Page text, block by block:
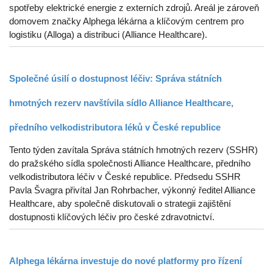
spotřeby elektrické energie z externích zdrojů. Areál je zároveň
domovem značky Alphega lékárna a klíčovým centrem pro
logistiku (Alloga) a distribuci (Alliance Healthcare).
Společné úsilí o dostupnost léčiv: Správa státních
hmotných rezerv navštívila sídlo Alliance Healthcare,
předního velkodistributora léků v České republice
Tento týden zavítala Správa státních hmotných rezerv (SSHR)
do pražského sídla společnosti Alliance Healthcare, předního
velkodistributora léčiv v České republice. Předsedu SSHR
Pavla Švagra přivítal Jan Rohrbacher, výkonný ředitel Alliance
Healthcare, aby společně diskutovali o strategii zajištění
dostupnosti klíčových léčiv pro české zdravotnictví.
Alphega lékárna investuje do nové platformy pro řízení